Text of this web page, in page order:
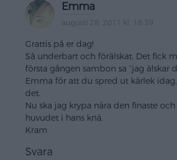
Emma
augusti 28, 2011 kl. 18:39
Grattis på er dag!
Så underbart och förälskat. Det fick
första gången sambon sa ”jag älskar
Emma för att du spred ut kärlek
det.
Nu ska jag krypa nära den finaste
huvudet i hans knä.
Kram
Svara